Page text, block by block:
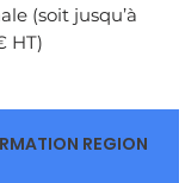
(soit jusqu’à
HT)
REGION